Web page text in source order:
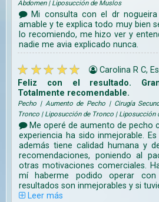
Abdomen | Liposucción de Muslos
Mi consulta con el dr
amable y te explica todo muy bien
lo recomiendo, me hizo ver y
nadie me avia explicado nunca.
Carolina R C,
Feliz con el resultado.
Totalmente recomendable.
Pecho | Aumento de Pecho | Cirugía
Tronco | Liposucción de Tronco | Liposucción
Me operé de aumento de pecho
experiencia ha sido inmejorable.
además tiene calidad humana y
recomendaciones, poniendo al
otras motivaciones comerciales.
mí haberme podido operar
resultados son inmejorables y si
Leer más